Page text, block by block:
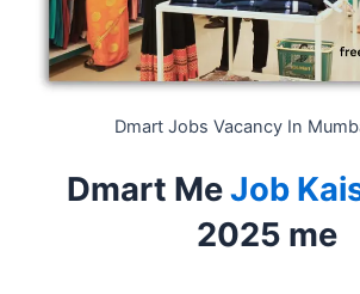
Dmart Jobs Vacancy In
Dmart MeJob
2025 me